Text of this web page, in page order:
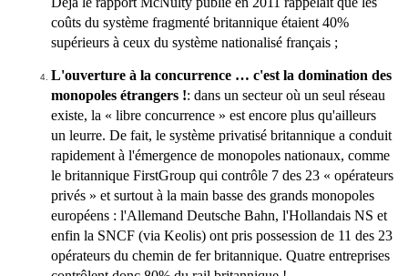
coûts du système fragmenté britannique étaient 40%
supérieurs à ceux du système nationalisé français ;
L'ouverture à la concurrence … c'est la domination des
monopoles étrangers !: dans un secteur où un seul réseau
existe, la « libre concurrence » est encore plus qu'ailleurs
un leurre. De fait, le système privatisé britannique a conduit
rapidement à l'émergence de monopoles nationaux, comme
le britannique FirstGroup qui contrôle 7 des 23 « opérateurs
privés » et surtout à la main basse des grands monopoles
européens : l'Allemand Deutsche Bahn, l'Hollandais NS et
enfin la SNCF (via Keolis) ont pris possession de 11 des 23
opérateurs du chemin de fer britannique. Quatre entreprises